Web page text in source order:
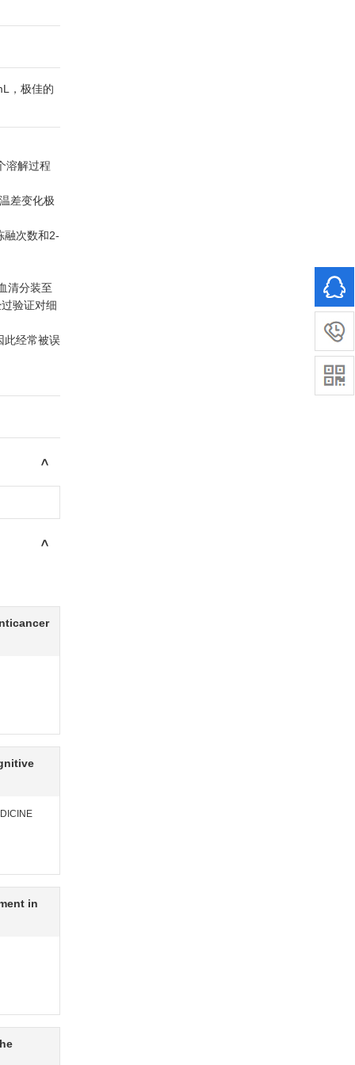
，极佳的
溶解过程
差变化极
融次数和2-
清分装至
验证对细
此经常被误
>
>
in